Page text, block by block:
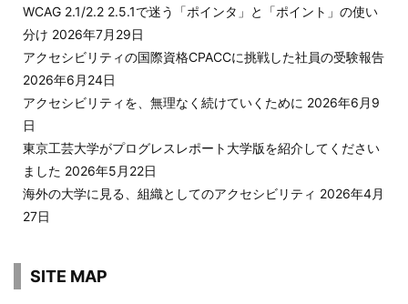
WCAG 2.1/2.2 2.5.1で迷う「ポインタ」と「ポイント」の使い
分け 2026年7月29日
アクセシビリティの国際資格CPACCに挑戦した社員の受験報告
2026年6月24日
アクセシビリティを、無理なく続けていくために 2026年6月9
日
東京工芸大学がプログレスレポート大学版を紹介してください
ました 2026年5月22日
海外の大学に見る、組織としてのアクセシビリティ 2026年4月
27日
SITE MAP